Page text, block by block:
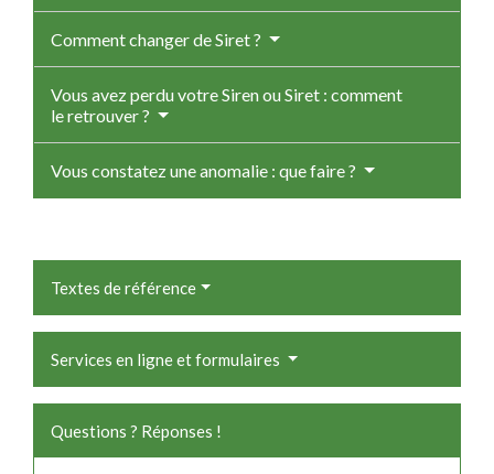
Comment changer de Siret ?
Vous avez perdu votre Siren ou Siret : comment
le retrouver ?
Vous constatez une anomalie : que faire ?
Textes de référence
Services en ligne et formulaires
Questions ? Réponses !